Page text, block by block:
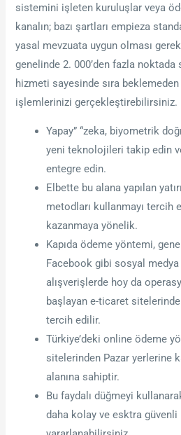
sistemini işleten kuruluşlar veya
kanalın; bazı şartları empieza
yasal mevzuata uygun olması
genelinde 2. 000’den fazla
hizmeti sayesinde sıra
işlemlerinizi gerçekleştirebilirsiniz.
Yapay” “zeka, biyometrik
yeni teknolojileri takip edin
entegre edin.
Elbette bu alana yapılan
metodları kullanmayı tercih
kazanmaya yönelik.
Kapıda ödeme yöntemi,
Facebook gibi sosyal medya
alışverişlerde hoy da
başlayan e-ticaret
tercih edilir.
Türkiye’deki online ödeme
sitelerinden Pazar yerlerine
alanına sahiptir.
Bu faydalı düğmeyi
daha kolay ve esktra